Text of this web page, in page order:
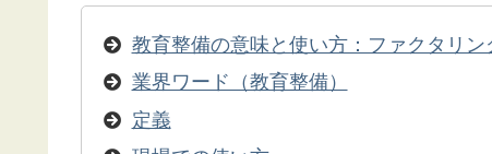
教育整備の意味と使い方：ファクタリ
業界ワード（教育整備）
定義